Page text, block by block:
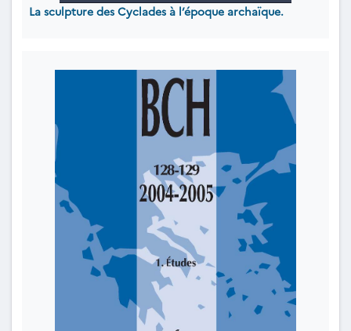
La sculpture des Cyclades à l’époque archaïque.